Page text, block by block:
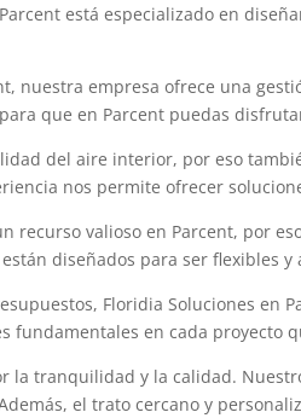
está especializado en
nuestra empresa ofrece una
que en Parcent puedas
del aire interior, por eso
nos permite ofrecer
recurso valioso en Parcent, por
diseñados para ser flexibles
Floridia Soluciones en
fundamentales en cada proyecto
la tranquilidad y la calidad.
el trato cercano y